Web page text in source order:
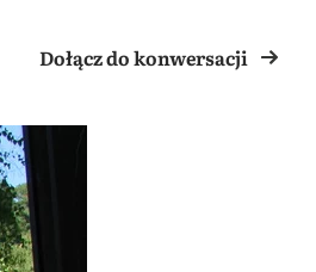
Dołącz do konwersacji